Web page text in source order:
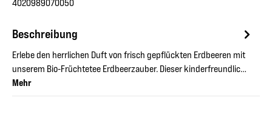
4020989070050
Beschreibung
Erlebe den herrlichen Duft von frisch gepflückten Erdbeeren mit
unserem Bio-Früchtetee Erdbeerzauber. Dieser kinderfreundlic…
Mehr